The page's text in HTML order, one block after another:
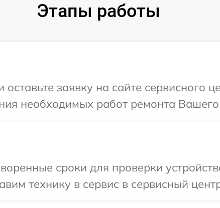
Этапы работы
заявку на сайте сервисного
необходимых работ ремонта Вашего
сроки для проверки
технику в сервис в сервисный